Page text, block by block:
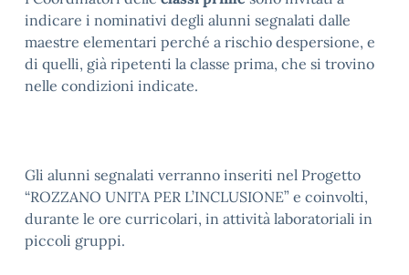
indicare i nominativi degli alunni segnalati dalle
maestre elementari perché a rischio despersione, e
di quelli, già ripetenti la classe prima, che si trovino
nelle condizioni indicate.
Gli alunni segnalati verranno inseriti nel Progetto
“ROZZANO UNITA PER L’INCLUSIONE” e coinvolti,
durante le ore curricolari, in attività laboratoriali in
piccoli gruppi.